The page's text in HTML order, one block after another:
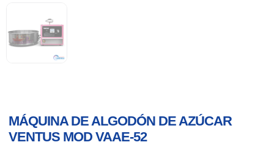
MÁQUINA DE ALGODÓN DE AZÚCAR
VENTUS MOD VAAE-52